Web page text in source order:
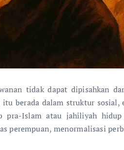
tidak dapat dipisahkan
berada dalam struktur
pra-Islam atau jahiliyah
perempuan, menormalisasi